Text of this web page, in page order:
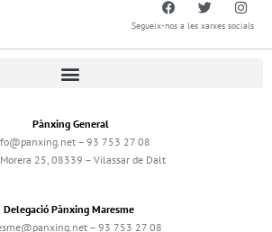
Segueix-nos a les xarxes socials
Pànxing General
– 93 753 27 08
25, 08339 – Vilassar de Dalt
Delegació Pànxing Maresme
– 93 753 27 08